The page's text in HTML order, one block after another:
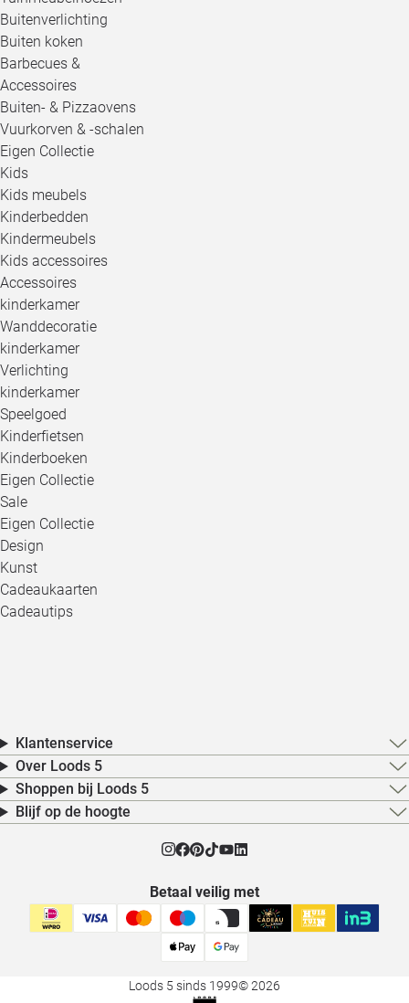
Buitenverlichting
Buiten koken
Barbecues &
Accessoires
Buiten- & Pizzaovens
Vuurkorven & -schalen
Eigen Collectie
Kids
Kids meubels
Kinderbedden
Kindermeubels
Kids accessoires
Accessoires
kinderkamer
Wanddecoratie
kinderkamer
Verlichting
kinderkamer
Speelgoed
Kinderfietsen
Kinderboeken
Eigen Collectie
Sale
Eigen Collectie
Design
Kunst
Cadeaukaarten
Cadeautips
Klantenservice
Over Loods 5
Shoppen bij Loods 5
Blijf op de hoogte
Betaal veilig met
Loods 5 sinds 1999© 2026